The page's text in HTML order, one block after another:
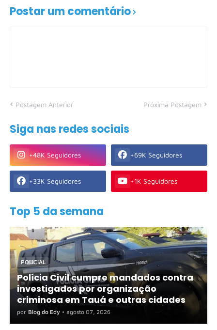
Postar um comentário
Postagem Anterior Próxima Postagem
Siga nas redes sociais
+48K Seguidores +69K Seguidores
+33K Seguidores +1K Seguidores
Top 5 da semana
POLICIAL
Polícia Civil cumpre mandados contra
investigados por organização
criminosa em Tauá e outras cidades
por Blog do Edy • agosto 07, 2026